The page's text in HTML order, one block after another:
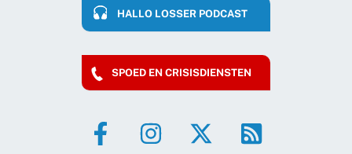
HALLO LOSSER PODCAST
SPOED EN CRISISDIENSTEN